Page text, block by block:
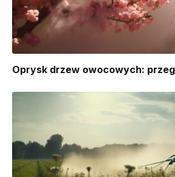
Oprysk drzew owocowych: